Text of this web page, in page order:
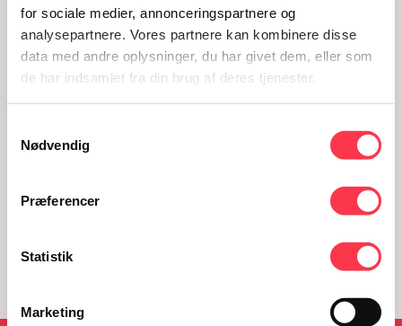
for sociale medier, annonceringspartnere og
analysepartnere. Vores partnere kan kombinere disse
data med andre oplysninger, du har givet dem, eller som
de har indsamlet fra din brug af deres tjenester.
Nødvendig
Præferencer
Statistik
Marketing
#ingenlillelort_bw